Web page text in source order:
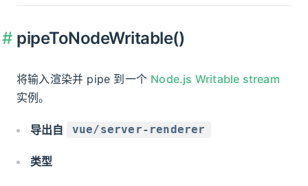
pipeToNodeWritable()
将输入渲染并 pipe 到一个 Node.js Writable stream
实例。
导出自 vue/server-renderer
类型